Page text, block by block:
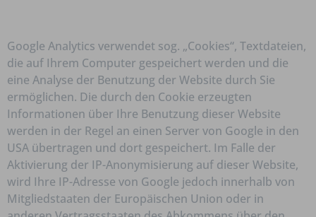
Google Analytics verwendet sog. „Cookies“, Textdateien,
die auf Ihrem Computer gespeichert werden und die
eine Analyse der Benutzung der Website durch Sie
ermöglichen. Die durch den Cookie erzeugten
Informationen über Ihre Benutzung dieser Website
werden in der Regel an einen Server von Google in den
USA übertragen und dort gespeichert. Im Falle der
Aktivierung der IP-Anonymisierung auf dieser Website,
wird Ihre IP-Adresse von Google jedoch innerhalb von
Mitgliedstaaten der Europäischen Union oder in